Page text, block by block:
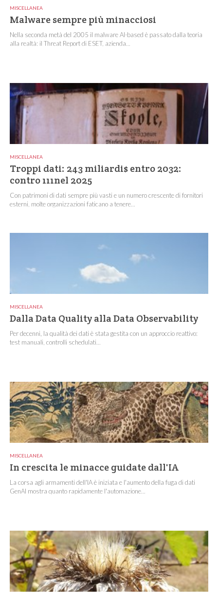
MISCELLANEA
Malware sempre più minacciosi
Nella seconda metà del 2005 il malware AI-based è passato dalla teoria
alla realtà: il Threat Report di ESET, azienda...
MISCELLANEA
Troppi dati: 243 miliardi$ entro 2032:
contro 111nel 2025
Con patrimoni di dati sempre più vasti e un numero crescente di fornitori
esterni, molte organizzazioni faticano a tenere...
MISCELLANEA
Dalla Data Quality alla Data Observability
Per decenni, la qualità dei dati è stata gestita con un approccio reattivo:
test manuali, controlli schedulati...
MISCELLANEA
In crescita le minacce guidate dall'IA
La corsa agli armamenti dell'IA è iniziata e l'aumento della fuga di dati
GenAI mostra quanto rapidamente l'automazione...